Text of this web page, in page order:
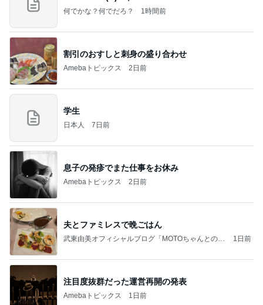
何でかな？何でだろ？ 1時間前
割引のおすしと刺身の盛り合わせ
Amebaトピックス 2日前
学生
日本人 7日前
息子の発疹でまた仕事をお休み
Amebaトピックス 2日前
夫とファミレスで晩ごはん
武東由美オフィシャルブログ「MOTOちゃんとのは
1日前
注目度抜群だった運営再開の発表
Amebaトピックス 1日前